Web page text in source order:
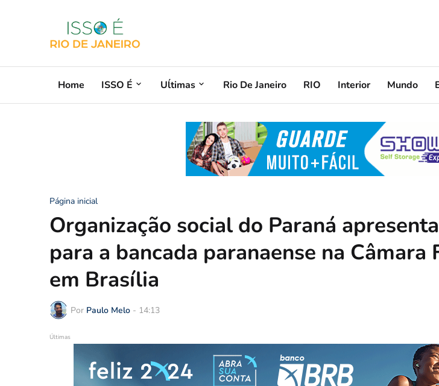
Home ISSO É Uĺtimas Rio De Janeiro RIO Interior Mundo
Página inicial
Organização social do Paraná
para a bancada paranaense na Câmara
em Brasília
Por Paulo Melo - 14:13
Últimas